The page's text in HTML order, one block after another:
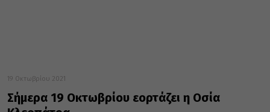
19 Οκτωβρίου 2021
Σήμερα 19 Οκτωβρίου εορτάζει η Οσία